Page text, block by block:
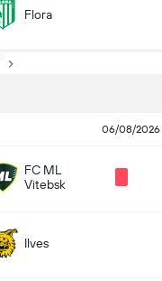
Flora
06/08/2026
FC ML
Vitebsk
Ilves